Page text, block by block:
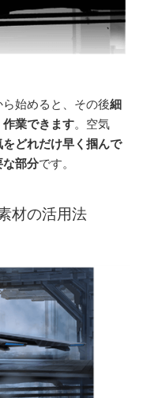
始めると、その後細
業できます。空気
どれだけ早く掴んで
な部分です。
材の活用法